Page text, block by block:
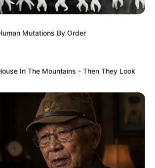
Mutations By Order
In The Mountains - Then They Look